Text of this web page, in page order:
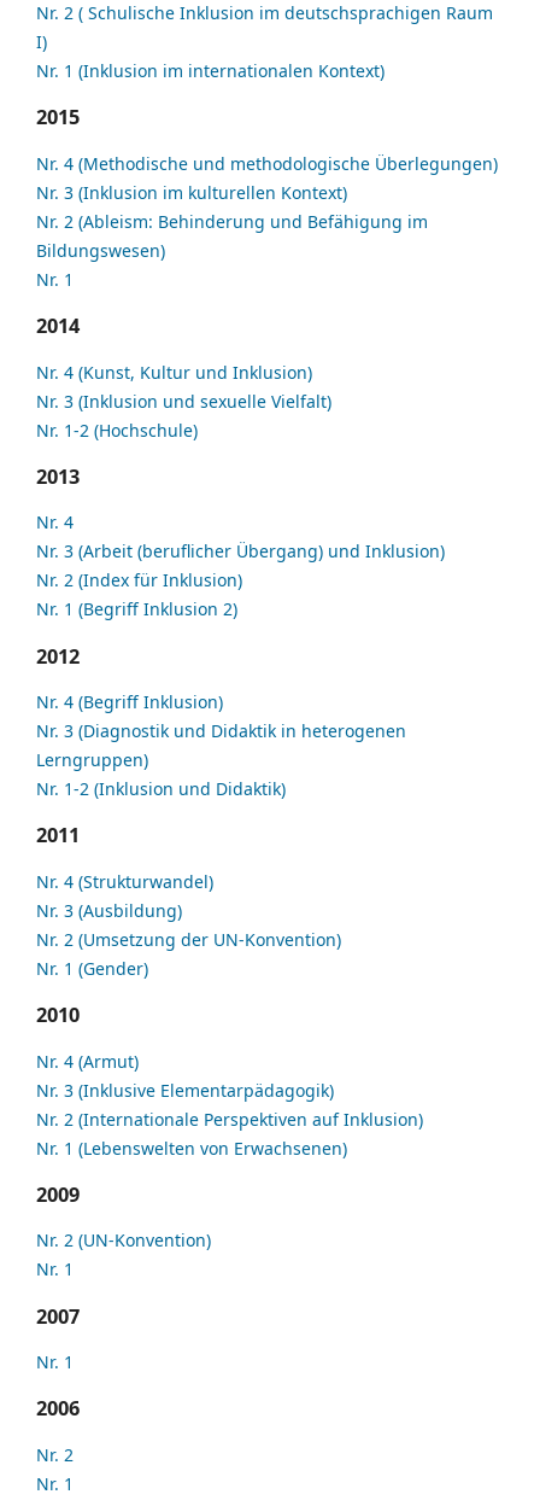
Nr. 2 ( Schulische Inklusion im deutschsprachigen Raum
I)
Nr. 1 (Inklusion im internationalen Kontext)
2015
Nr. 4 (Methodische und methodologische Überlegungen)
Nr. 3 (Inklusion im kulturellen Kontext)
Nr. 2 (Ableism: Behinderung und Befähigung im
Bildungswesen)
Nr. 1
2014
Nr. 4 (Kunst, Kultur und Inklusion)
Nr. 3 (Inklusion und sexuelle Vielfalt)
Nr. 1-2 (Hochschule)
2013
Nr. 4
Nr. 3 (Arbeit (beruflicher Übergang) und Inklusion)
Nr. 2 (Index für Inklusion)
Nr. 1 (Begriff Inklusion 2)
2012
Nr. 4 (Begriff Inklusion)
Nr. 3 (Diagnostik und Didaktik in heterogenen
Lerngruppen)
Nr. 1-2 (Inklusion und Didaktik)
2011
Nr. 4 (Strukturwandel)
Nr. 3 (Ausbildung)
Nr. 2 (Umsetzung der UN-Konvention)
Nr. 1 (Gender)
2010
Nr. 4 (Armut)
Nr. 3 (Inklusive Elementarpädagogik)
Nr. 2 (Internationale Perspektiven auf Inklusion)
Nr. 1 (Lebenswelten von Erwachsenen)
2009
Nr. 2 (UN-Konvention)
Nr. 1
2007
Nr. 1
2006
Nr. 2
Nr. 1